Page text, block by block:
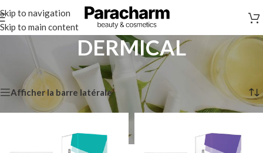
Skip to navigation
Skip to main content
DERMICAL
Marques /DERMICAL
Afficher la barre latérale